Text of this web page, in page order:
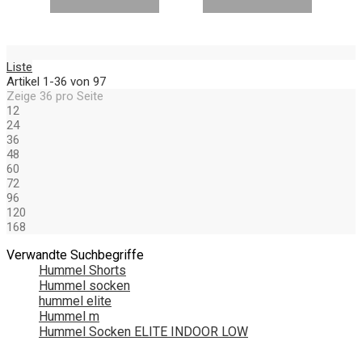
Liste
Artikel 1 -36 von 97
Zeige 36 pro Seite
12
24
36
48
60
72
96
120
168
Verwandte Suchbegriffe
Hummel Shorts
Hummel socken
hummel elite
Hummel m
Hummel Socken ELITE INDOOR LOW